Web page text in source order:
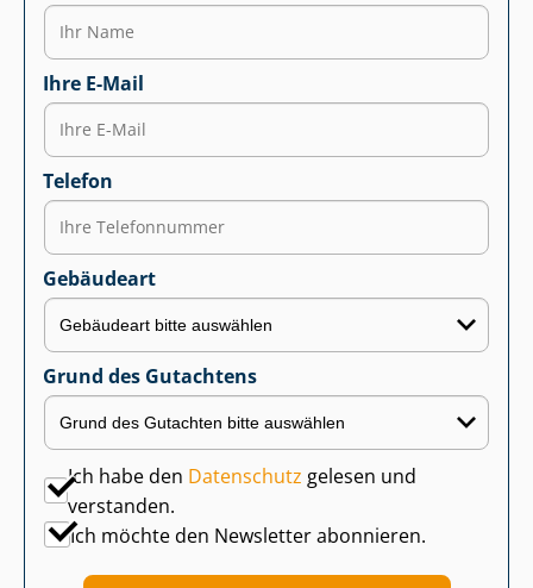
Ihre E-Mail
Telefon
Gebäudeart
Grund des Gutachtens
Ich habe den Datenschutz gelesen und
verstanden.
Ich möchte den Newsletter abonnieren.